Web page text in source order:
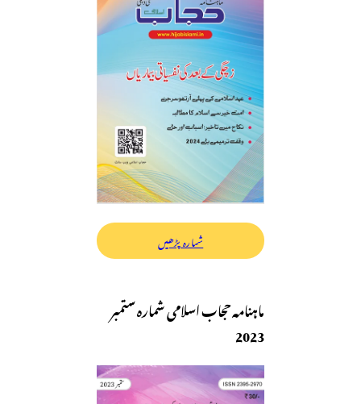
شمارہ پڑھیں
ماہنامہ حجاب اسلامی شمارہ ستمبر
2023